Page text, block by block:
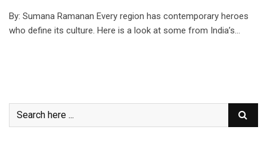
By: Sumana Ramanan Every region has contemporary heroes
who define its culture. Here is a look at some from India’s…